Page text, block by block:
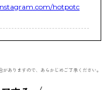
hotpotc
ありますので、あらかじめご了承ください。